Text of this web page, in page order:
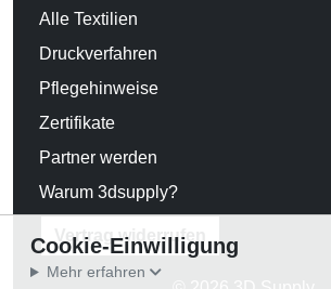
Alle Textilien
Druckverfahren
Pflegehinweise
Zertifikate
Partner werden
Warum 3dsupply?
Vertrag widerrufen
Cookie-Einwilligung
Mehr erfahren